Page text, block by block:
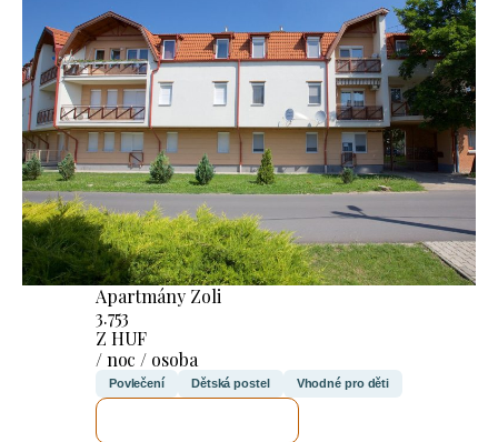
Apartmány Zoli
3.753
Z HUF
/ noc / osoba
Povlečení Dětská postel Vhodné pro děti